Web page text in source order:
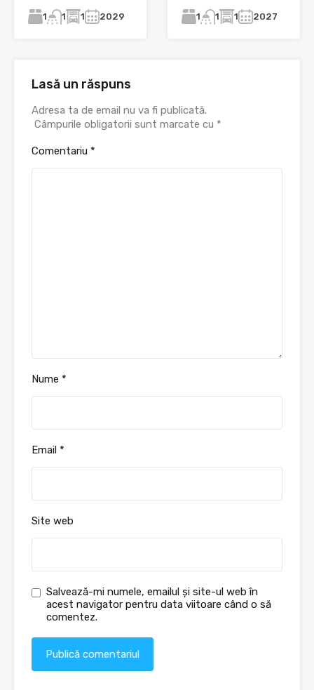
1 1 1 2029 1 1 1 2027
Lasă un răspuns
Adresa ta de email nu va fi publicată.
Câmpurile obligatorii sunt marcate cu *
Comentariu *
Nume *
Email *
Site web
Salvează-mi numele, emailul și site-ul web în
acest navigator pentru data viitoare când o să
comentez.